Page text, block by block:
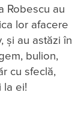
Robescu au
lor afacere
și au astăzi în
bulion,
cu sfeclă,
la ei!